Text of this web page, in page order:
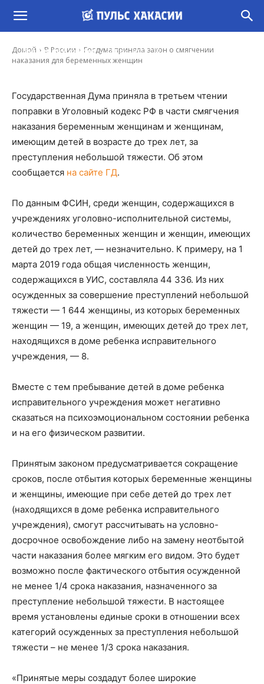
Домой В России
Госдума приняла закон о смягчении
наказания для беременных женщин
Госдума приняла закон о смягчении
наказания для беременных женщин
Владимир Данилов - 22 Июл, 2020 7:30
Государственная Дума приняла в третьем чтении
поправки в Уголовный кодекс РФ в части смягчения
наказания беременным женщинам и женщинам,
имеющим детей в возрасте до трех лет, за
преступления небольшой тяжести. Об этом
сообщается на сайте ГД.
По данным ФСИН, среди женщин, содержащихся в
учреждениях уголовно-исполнительной системы,
количество беременных женщин и женщин, имеющих
детей до трех лет, — незначительно. К примеру, на 1
марта 2019 года общая численность женщин,
содержащихся в УИС, составляла 44 336. Из них
осужденных за совершение преступлений небольшой
тяжести — 1 644 женщины, из которых беременных
женщин — 19, а женщин, имеющих детей до трех лет,
находящихся в доме ребенка исправительного
учреждения, — 8.
Вместе с тем пребывание детей в доме ребенка
исправительного учреждения может негативно
сказаться на психоэмоциональном состоянии ребенка
и на его физическом развитии.
Принятым законом предусматривается сокращение
сроков, после отбытия которых беременные женщины
и женщины, имеющие при себе детей до трех лет
(находящихся в доме ребенка исправительного
учреждения), смогут рассчитывать на условно-
досрочное освобождение либо на замену неотбытой
части наказания более мягким его видом. Это будет
возможно после фактического отбытия осужденной
не менее 1/4 срока наказания, назначенного за
преступление небольшой тяжести. В настоящее
время установлены единые сроки в отношении всех
категорий осужденных за преступления небольшой
тяжести – не менее 1/3 срока наказания.
«Принятые меры создадут более широкие